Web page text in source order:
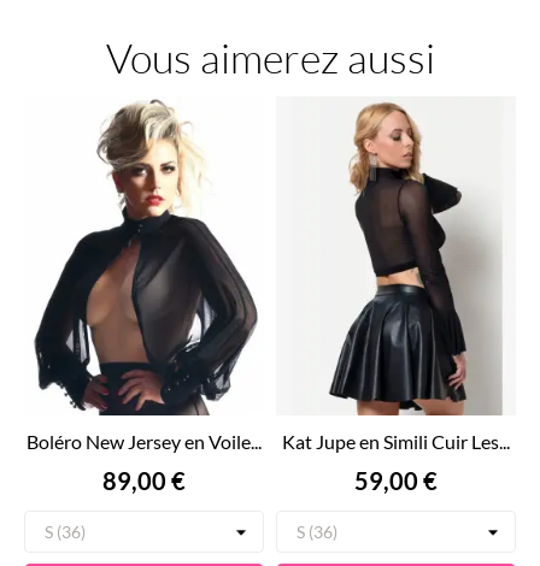
Vous aimerez aussi
Boléro New Jersey en Voile...
Prix
89,00 €
Kat Jupe en Simili Cuir Les...
Prix
59,00 €